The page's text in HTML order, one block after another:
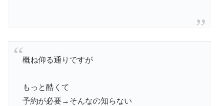
概ね仰る通りですが
もっと酷くて
予約が必要→そんなの知らない